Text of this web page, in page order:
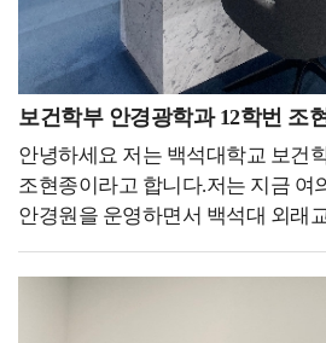
여러분께서는 만약 실패하지 않을
꿈을 꿨을까요? 앞으로 여러분이
될지 아무도 모릅니다. 하지만 시작
일이 없겠죠. 모두가 안 될 거라는
say you cannot do.(Walter Bagehot)
사람들이 안 될 거라고 하는 일을
기쁨을 얻을 수 있을 거니까요. 가능
도전하세요. 어떠한 꿈을 꾸시던
대한 갈증이 생겨 한 단계 성장할
겉보기에 노력하고 있을 뿐 이라는
느껴진 그 길이 최단 직선거리는
아름다운 곡선이다. 라는 구절이 제
저는 경험을 최우선으로 중요시합
간접적인 경험을 통해서 배울 수도
것과는 천지차이라고 생각합니다.
학생회장이라는 경험이 자격증 취
있었습니다. 홍보대사를 하는 동안
소개하고 긍정적인 이미지를 확산
경험을 할 수 있었습니다. 이러한
나날이 성장하게 되었고, 저에겐 잊
수 있었습니다.저는 대학 생활을
중요하게 생각하고 강조하고 싶은
태도입니다. 저는 전공 수업이든 교
보건학부 안경광학과 12학번 조
안녕하세요 저는 백석대학교 보건
조현종이라고 합니다.저는 지금 여
안경원을 운영하면서 백석대 외래
안경원에 취업하였습니다. 어느덧